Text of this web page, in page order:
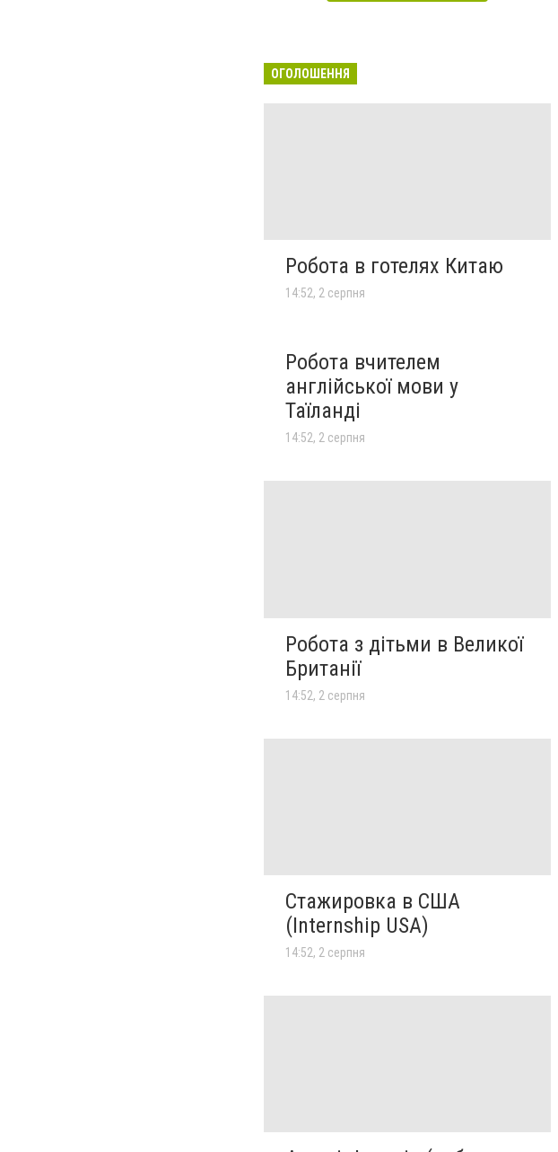
ОГОЛОШЕННЯ
Робота в готелях Китаю
14:52, 2 серпня
Робота вчителем
англійської мови у
Таїланді
14:52, 2 серпня
Робота з дітьми в Великої
Британії
14:52, 2 серпня
Стажировка в США
(Internship USA)
14:52, 2 серпня